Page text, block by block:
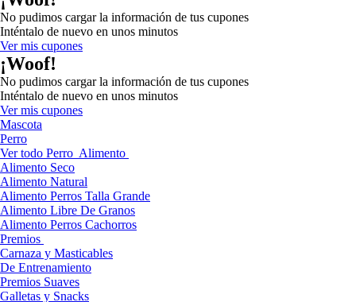
No pudimos cargar la información de tus cupones
Inténtalo de nuevo en unos minutos
Ver mis cupones
¡Woof!
No pudimos cargar la información de tus cupones
Inténtalo de nuevo en unos minutos
Ver mis cupones
Mascota
Perro
Ver todo Perro Alimento
Alimento Seco
Alimento Natural
Alimento Perros Talla Grande
Alimento Libre De Granos
Alimento Perros Cachorros
Premios
Carnaza y Masticables
De Entrenamiento
Premios Suaves
Galletas y Snacks